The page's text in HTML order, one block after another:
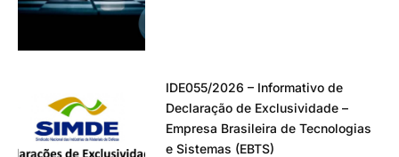
IDE055/2026 – Informativo de
Declaração de Exclusividade –
Empresa Brasileira de Tecnologias
e Sistemas (EBTS)